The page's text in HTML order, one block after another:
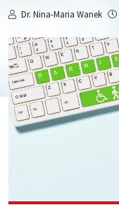
Dr. Nina-Maria Wanek